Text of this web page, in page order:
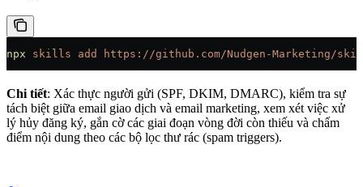
npx skills add https://github.com/Nudgen-Marketing/
Chi tiết: Xác thực người gửi (SPF, DKIM, DMARC), kiểm tra sự
tách biệt giữa email giao dịch và email marketing, xem xét việc xử
lý hủy đăng ký, gắn cờ các giai đoạn vòng đời còn thiếu và chấm
điểm nội dung theo các bộ lọc thư rác (spam triggers).